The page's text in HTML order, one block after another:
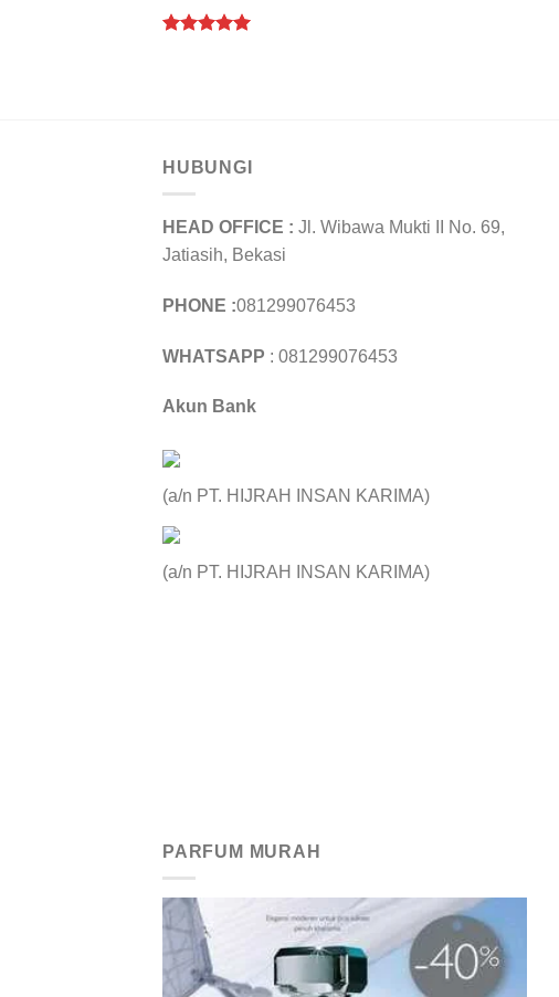
HUBUNGI
HEAD OFFICE : Jl. Wibawa Mukti II No. 69,
Jatiasih, Bekasi
PHONE :081299076453
WHATSAPP : 081299076453
Akun Bank
(a/n PT. HIJRAH INSAN KARIMA)
(a/n PT. HIJRAH INSAN KARIMA)
PARFUM MURAH